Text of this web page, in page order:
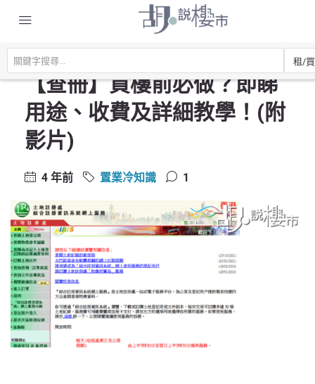
主頁
【查冊】買樓前必做？即睇用途、收費及詳細教學！(附影片)
【查冊】買樓前必做？即睇
用途、收費及詳細教學！(附
影片)
4 年前 置業冷知識 1